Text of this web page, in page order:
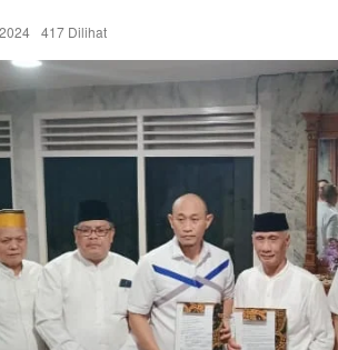
417 Dilihat